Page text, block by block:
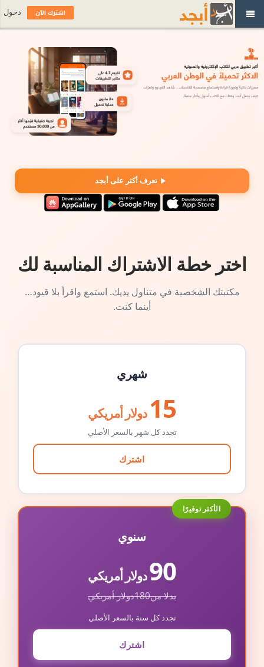
تعرف أكثر على أبجد
اختر خطة الاشتراك المناسبة لك
مكتبتك الشخصية في متناول يديك. استمع واقرأ بلا قيود…
أينما كنت.
شهري
15 دولار أمريكي
تجدد كل شهر بالسعر الأصلي
اشترك
الأكثر توفيرًا
سنوي
90دولار أمريكي
بدلا من180دولار أمريكي
تجدد كل سنة بالسعر الأصلي
اشترك
اشترك الآن دخول